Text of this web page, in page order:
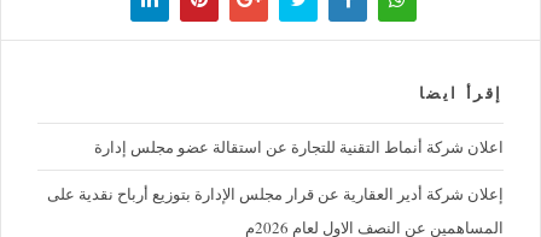
إقرأ ايضا
اعلان شركة أنماط التقنية للتجارة عن استقالة عضو مجلس إدارة
إعلان شركة أدير العقارية عن قرار مجلس الإدارة بتوزيع أرباح نقدية على
المساهمين عن النصف الاول لعام 2026م